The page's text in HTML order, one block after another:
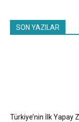
SON YAZILAR
Türkiye’nin İlk Yapay